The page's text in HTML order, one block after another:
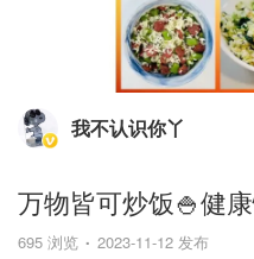
我不认识你丫
万物皆可炒饭🍚健
695 浏览 2023-11-12 发布